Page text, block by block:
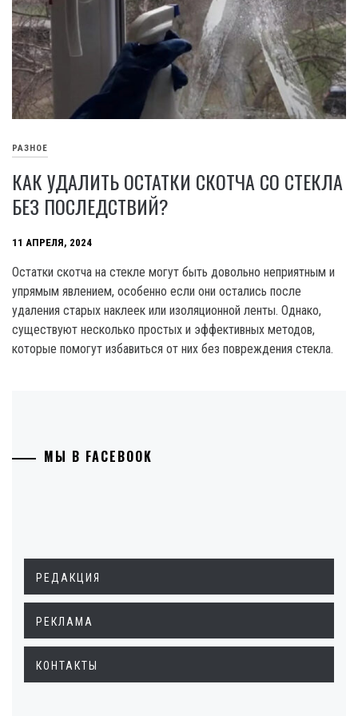
РАЗНОЕ
КАК УДАЛИТЬ ОСТАТКИ СКОТЧА СО СТЕКЛА
БЕЗ ПОСЛЕДСТВИЙ?
11 АПРЕЛЯ, 2024
Остатки скотча на стекле могут быть довольно неприятным и
упрямым явлением, особенно если они остались после
удаления старых наклеек или изоляционной ленты. Однако,
существуют несколько простых и эффективных методов,
которые помогут избавиться от них без повреждения стекла.
МЫ В FACEBOOK
РЕДАКЦИЯ
РЕКЛАМА
КОНТАКТЫ